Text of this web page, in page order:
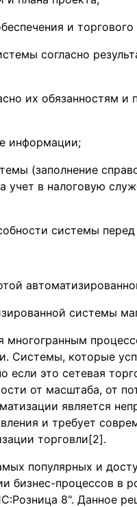
и
согласно
их обязанностям
информации;
(заполнение
учет в налоговую
системы
системы
многогранным
Системы, которые
если это сетевая
от масштаба, от
является
и требует
торговли[2].
популярных и
бизнес-процессов в
8". Данное